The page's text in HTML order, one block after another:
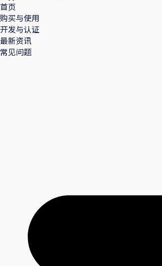
首页
购买与使用
开发与认证
最新资讯
常见问题